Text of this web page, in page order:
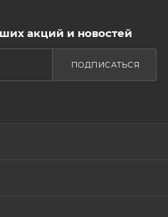
акций и новостей
ПОДПИСАТЬСЯ